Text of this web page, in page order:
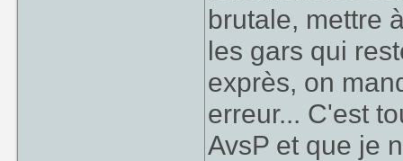
brutale, mettre
les gars qui
exprès, on
erreur... C'est
AvsP et que je